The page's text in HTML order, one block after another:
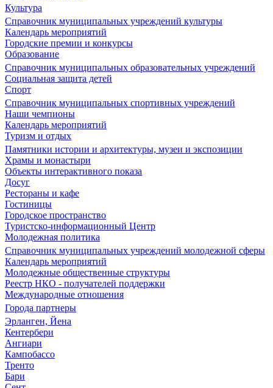
Культура
Справочник муниципальных учреждений культуры
Календарь мероприятий
Городские премии и конкурсы
Образование
Справочник муниципальных образовательных учреждений
Социальная защита детей
Спорт
Справочник муниципальных спортивных учреждений
Наши чемпионы
Календарь мероприятий
Туризм и отдых
Памятники истории и архитектуры, музеи и экспозиции
Храмы и монастыри
Объекты интерактивного показа
Досуг
Рестораны и кафе
Гостиницы
Городское пространство
Туристско-информационный Центр
Молодежная политика
Справочник муниципальных учреждений молодежной сферы
Календарь мероприятий
Молодежные общественные структуры
Реестр НКО - получателей поддержки
Международные отношения
Города партнеры
Эрланген, Йена
Кентербери
Ангиари
Кампобассо
Тренто
Бари